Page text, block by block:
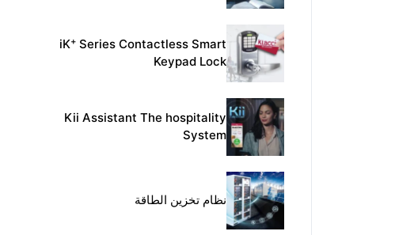
iK+Series Contactless Smart
Keypad Lock
Kii Assistant The hospitality
System
نظام تخزين الطاقة